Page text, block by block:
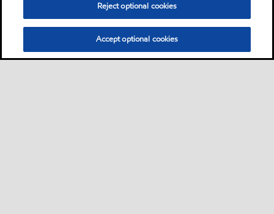
Reject optional cookies
Accept optional cookies